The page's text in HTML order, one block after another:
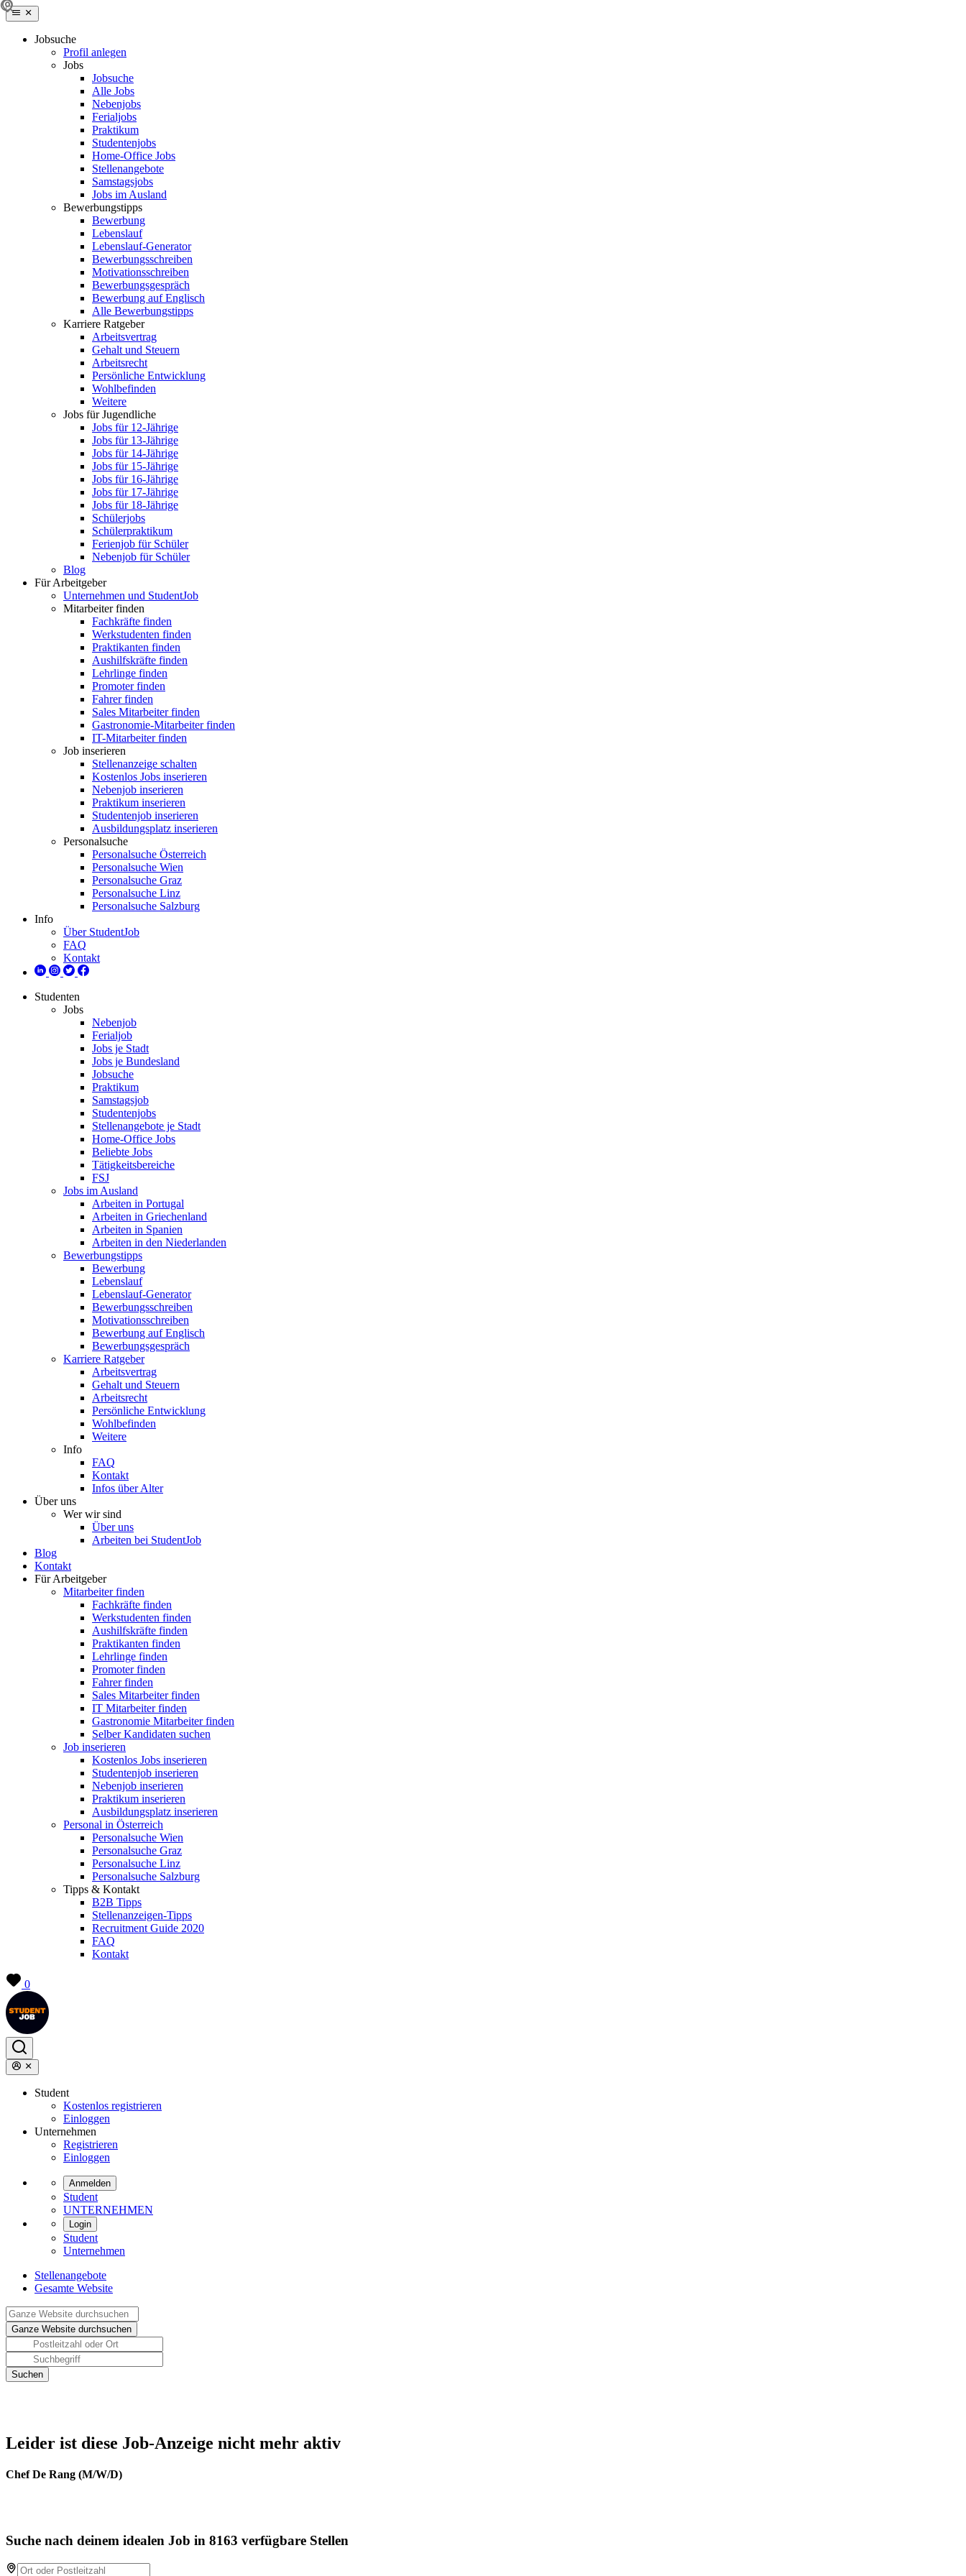
Jobsuche
Profil anlegen
Jobs
Jobsuche
Alle Jobs
Nebenjobs
Ferialjobs
Praktikum
Studentenjobs
Home-Office Jobs
Stellenangebote
Samstagsjobs
Jobs im Ausland
Bewerbungstipps
Bewerbung
Lebenslauf
Lebenslauf-Generator
Bewerbungsschreiben
Motivationsschreiben
Bewerbungsgespräch
Bewerbung auf Englisch
Alle Bewerbungstipps
Karriere Ratgeber
Arbeitsvertrag
Gehalt und Steuern
Arbeitsrecht
Persönliche Entwicklung
Wohlbefinden
Weitere
Jobs für Jugendliche
Jobs für 12-Jährige
Jobs für 13-Jährige
Jobs für 14-Jährige
Jobs für 15-Jährige
Jobs für 16-Jährige
Jobs für 17-Jährige
Jobs für 18-Jährige
Schülerjobs
Schülerpraktikum
Ferienjob für Schüler
Nebenjob für Schüler
Blog
Für Arbeitgeber
Unternehmen und StudentJob
Mitarbeiter finden
Fachkräfte finden
Werkstudenten finden
Praktikanten finden
Aushilfskräfte finden
Lehrlinge finden
Promoter finden
Fahrer finden
Sales Mitarbeiter finden
Gastronomie-Mitarbeiter finden
IT-Mitarbeiter finden
Job inserieren
Stellenanzeige schalten
Kostenlos Jobs inserieren
Nebenjob inserieren
Praktikum inserieren
Studentenjob inserieren
Ausbildungsplatz inserieren
Personalsuche
Personalsuche Österreich
Personalsuche Wien
Personalsuche Graz
Personalsuche Linz
Personalsuche Salzburg
Info
Über StudentJob
FAQ
Kontakt
Studenten
Jobs
Nebenjob
Ferialjob
Jobs je Stadt
Jobs je Bundesland
Jobsuche
Praktikum
Samstagsjob
Studentenjobs
Stellenangebote je Stadt
Home-Office Jobs
Beliebte Jobs
Tätigkeitsbereiche
FSJ
Jobs im Ausland
Arbeiten in Portugal
Arbeiten in Griechenland
Arbeiten in Spanien
Arbeiten in den Niederlanden
Bewerbungstipps
Bewerbung
Lebenslauf
Lebenslauf-Generator
Bewerbungsschreiben
Motivationsschreiben
Bewerbung auf Englisch
Bewerbungsgespräch
Karriere Ratgeber
Arbeitsvertrag
Gehalt und Steuern
Arbeitsrecht
Persönliche Entwicklung
Wohlbefinden
Weitere
Info
FAQ
Kontakt
Infos über Alter
Über uns
Wer wir sind
Über uns
Arbeiten bei StudentJob
Blog
Kontakt
Für Arbeitgeber
Mitarbeiter finden
Fachkräfte finden
Werkstudenten finden
Aushilfskräfte finden
Praktikanten finden
Lehrlinge finden
Promoter finden
Fahrer finden
Sales Mitarbeiter finden
IT Mitarbeiter finden
Gastronomie Mitarbeiter finden
Selber Kandidaten suchen
Job inserieren
Kostenlos Jobs inserieren
Studentenjob inserieren
Nebenjob inserieren
Praktikum inserieren
Ausbildungsplatz inserieren
Personal in Österreich
Personalsuche Wien
Personalsuche Graz
Personalsuche Linz
Personalsuche Salzburg
Tipps & Kontakt
B2B Tipps
Stellenanzeigen-Tipps
Recruitment Guide 2020
FAQ
Kontakt
0
Student
Kostenlos registrieren
Einloggen
Unternehmen
Registrieren
Einloggen
Anmelden
Student
UNTERNEHMEN
Login
Student
Unternehmen
Stellenangebote
Gesamte Website
Leider ist diese Job-Anzeige nicht mehr aktiv
Chef De Rang (M/W/D)
Suche nach deinem idealen Job in 8163 verfügbare Stellen